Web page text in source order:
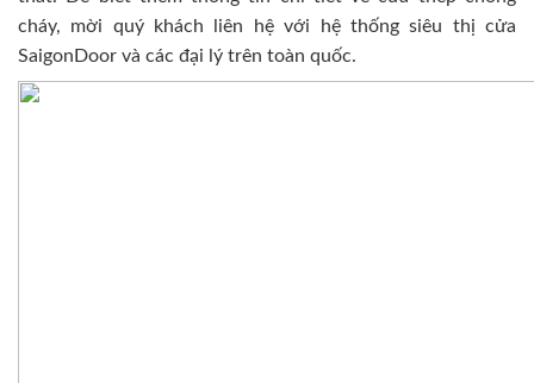
cháy, mời quý khách liên hệ với hệ thống siêu thị cửa
SaigonDoor và các đại lý trên toàn quốc.